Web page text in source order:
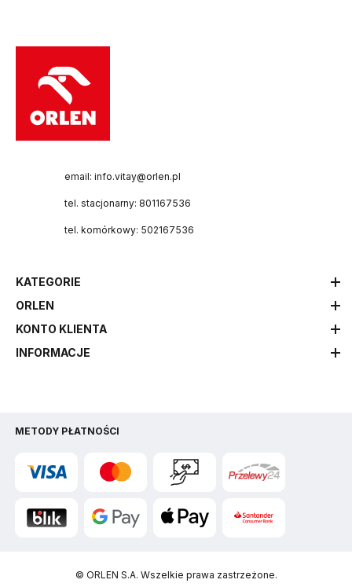
email: info.vitay@orlen.pl
tel. stacjonarny: 801167536
tel. komórkowy: 502167536
KATEGORIE
ORLEN
KONTO KLIENTA
INFORMACJE
METODY PŁATNOŚCI
© ORLEN S.A. Wszelkie prawa zastrzeżone.